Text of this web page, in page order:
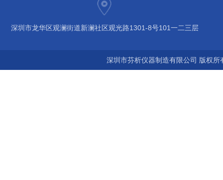
深圳市龙华区观澜街道新澜社区观光路1301-8号101一二三层
深圳市芬析仪器制造有限公司 版权